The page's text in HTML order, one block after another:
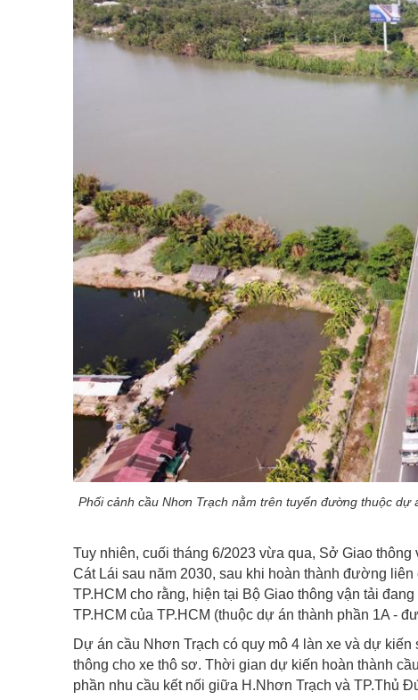
Phối cảnh cầu Nhơn Trạch nằm trên tuyến đường thuộc
Tuy nhiên, cuối tháng 6/2023 vừa qua, Sở Giao
Cát Lái sau năm 2030, sau khi hoàn thành đường
TP.HCM cho rằng, hiện tại Bộ Giao thông vận tải
TP.HCM của TP.HCM (thuộc dự án thành phần 1A -
Dự án cầu Nhơn Trạch có quy mô 4 làn xe và dự
thông cho xe thô sơ. Thời gian dự kiến hoàn thành
phần nhu cầu kết nối giữa H.Nhơn Trạch và TP.Thủ